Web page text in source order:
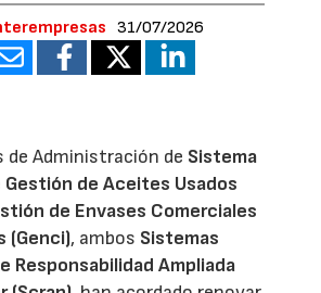
31/07/2026
de Administración de Sistema
de Aceites Usados
de Envases Comerciales
(Genci), ambos Sistemas
Responsabilidad Ampliada